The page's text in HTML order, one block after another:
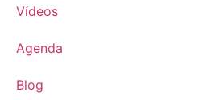
Vídeos
Agenda
Blog